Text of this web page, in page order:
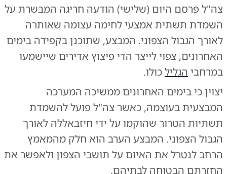
מצלמת כלב עוקץ בפעולה |צילום:צילום: צה"ל
צה"ל פרסם היום (שלישי) הודעה חריגה המבשרת על
השמדת תשתית אמצעי לחימה עצומה שאותרה
לאורך הגבול הצפוני. המבצע, שתוכנן בקפידה בימים
האחרונים, צפוי לייצר הדי פיצוץ אדירים שיישמעו
במרחבי הגלילכולו.
יצוין כי בימים האחרונים ממשיכה המערכה
המבצעית בעוצמה, כאשר צה"ל פועל להשמדת
תשתיות הטרור שהוקמו על ידי חיזבאללה לאורך
הגבול הצפוני. המבצע הערב הוא חלק מהמאמץ
הרחב לנטרל את האיום על תושבי הצפון ולאפשר את
החזרתם הבטוחה לבתיהם.